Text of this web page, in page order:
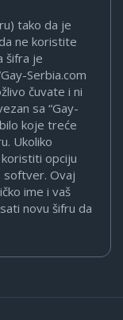
tako da je
ne koristite
šifra je
Serbia.com
čuvate i ni
sa “Gay-
koje treće
Ukoliko
opciju
softver. Ovaj
ime i vaš
novu šifru da